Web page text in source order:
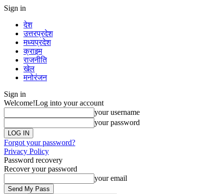
Sign in
देश
उत्तरप्रदेश
मध्यप्रदेश
क्राइम
राजनीति
खेल
मनोरंजन
Sign in
Welcome!Log into your account
your username
your password
Forgot your password?
Privacy Policy
Password recovery
Recover your password
your email